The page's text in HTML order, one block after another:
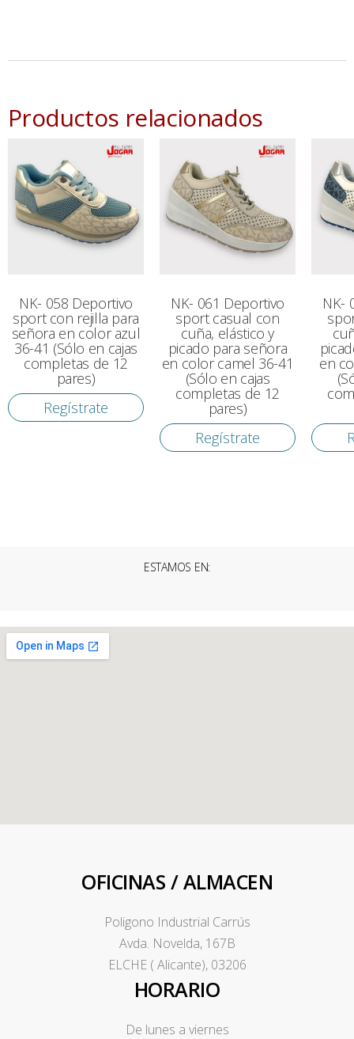
Productos relacionados
NK- 058 Deportivo
sport con rejilla para
señora en color azul
36-41 (Sólo en cajas
completas de 12
pares)
Regístrate
NK- 061 Deportivo
sport casual con
cuña, elástico y
picado para señora
en color camel 36-41
(Sólo en cajas
completas de 12
pares)
Regístrate
NK-
en
ESTAMOS EN:
OFICINAS / ALMACEN
Poligono Industrial Carrús
Avda. Novelda, 167B
ELCHE ( Alicante), 03206
HORARIO
De lunes a viernes